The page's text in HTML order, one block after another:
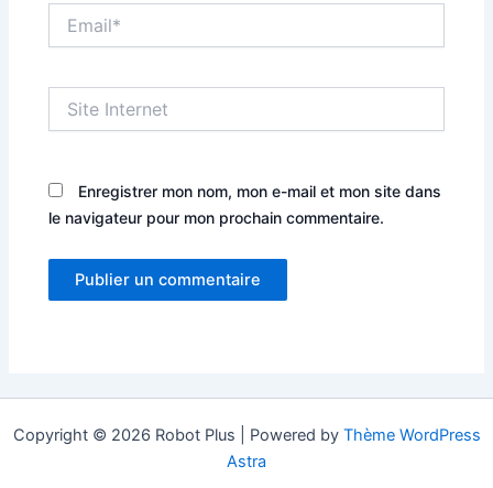
Internet
Enregistrer mon nom, mon e-mail et mon site dans
le navigateur pour mon prochain commentaire.
Copyright © 2026 Robot Plus | Powered by Thème WordPress
Astra